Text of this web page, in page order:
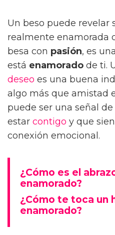
Un beso puede revelar
realmente enamorada
besa con pasión, es
está enamorado de ti.
deseo es una buena
algo más que amistad
puede ser una señal
estar contigo y que
conexión emocional.
¿Cómo es el
enamorado?
¿Cómo te toca un
enamorado?